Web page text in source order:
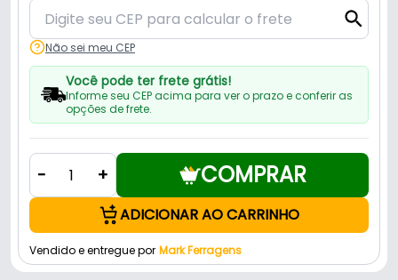
Não sei meu CEP
Você pode ter frete grátis!
Informe seu CEP acima para ver o prazo e conferir as
opções de frete.
- + COMPRAR
ADICIONAR AO CARRINHO
Vendido e entregue por Mark Ferragens